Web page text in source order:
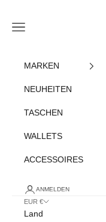
Navigationsmenü öffnen
MARKEN
NEUHEITEN
TASCHEN
WALLETS
ACCESSOIRES
ANMELDEN
EUR €
Land